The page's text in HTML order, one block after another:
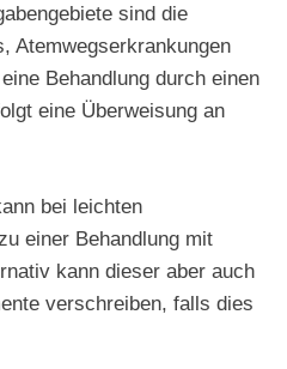
sind die
Atemwegserkrankungen
Behandlung durch einen
eine Überweisung an
bei leichten
einer Behandlung mit
kann dieser aber auch
verschreiben, falls dies